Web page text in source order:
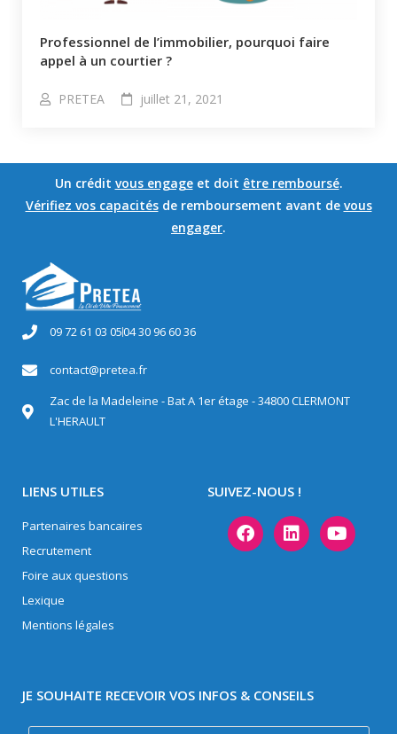
Professionnel de l’immobilier, pourquoi faire
appel à un courtier ?
PRETEA juillet 21, 2021
Un crédit vous engageet doit être remboursé.
Vérifiez vos capacitésde remboursement avant de vous
engager.
09 72 61 03 0504 30 96 60 36
contact@pretea.fr
Zac de la Madeleine - Bat A 1er étage - 34800 CLERMONT
L'HERAULT
LIENS UTILES
Partenaires bancaires
Recrutement
Foire aux questions
Lexique
Mentions légales
SUIVEZ-NOUS !
JE SOUHAITE RECEVOIR VOS INFOS & CONSEILS